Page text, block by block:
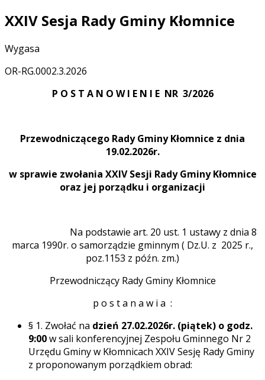
XXIV Sesja Rady Gminy Kłomnice
Wygasa
OR-RG.0002.3.2026
P O S T A N O W I E N I E NR 3/2026
Przewodniczącego Rady Gminy Kłomnice z dnia
19.02.2026r.
w sprawie zwołania XXIV Sesji Rady Gminy Kłomnice
oraz jej porządku i organizacji
Na podstawie art. 20 ust. 1 ustawy z dnia 8
marca 1990r. o samorządzie gminnym ( Dz.U. z 2025 r.,
poz.1153 z późn. zm.)
Przewodniczący Rady Gminy Kłomnice
p o s t a n a w i a :
§ 1. Zwołać na dzień 27.02.2026r. (piątek) o godz.
9:00w sali konferencyjnej Zespołu Gminnego Nr 2
Urzędu Gminy w Kłomnicach XXIV Sesję Rady Gminy
z proponowanym porządkiem obrad: